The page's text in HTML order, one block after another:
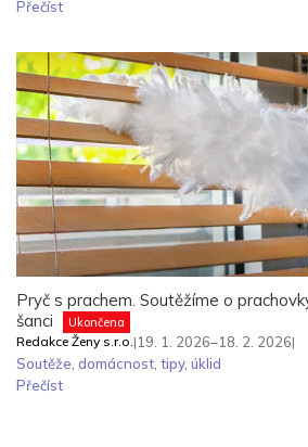
Přečíst
Pryč s prachem. Soutěžíme o
šanci
Ukončena
Redakce Ženy s.r.o. | 19. 1. 2026–18. 2. 2026|
Soutěže domácnost tipy, úklid
Přečíst